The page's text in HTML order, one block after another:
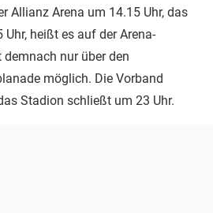
Allianz Arena um 14.15 Uhr, das
heißt es auf der Arena-
nur über den
möglich. Die Vorband
Stadion schließt um 23 Uhr.